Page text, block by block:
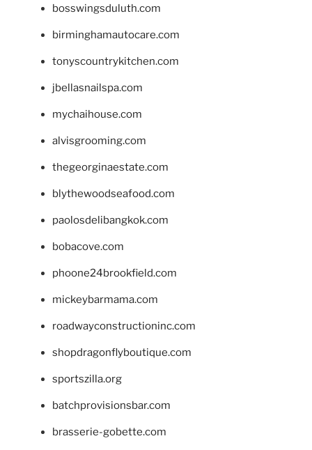
bosswingsduluth.com
birminghamautocare.com
tonyscountrykitchen.com
jbellasnailspa.com
mychaihouse.com
alvisgrooming.com
thegeorginaestate.com
blythewoodseafood.com
paolosdelibangkok.com
bobacove.com
phoone24brookfield.com
mickeybarmama.com
roadwayconstructioninc.com
shopdragonflyboutique.com
sportszilla.org
batchprovisionsbar.com
brasserie-gobette.com